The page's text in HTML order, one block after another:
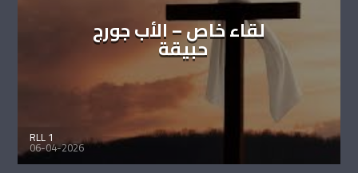
لقاء خاص – الأب جورج
حبيقة
RLL 1
06-04-2026